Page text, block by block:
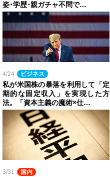
姿･学歴･親ガチャ不問で…
4/24 ビジネス
私が米国株の暴落を利用して「定
期的な固定収入」を実現した方
法。「資本主義の魔術×仕…
3/31 国内